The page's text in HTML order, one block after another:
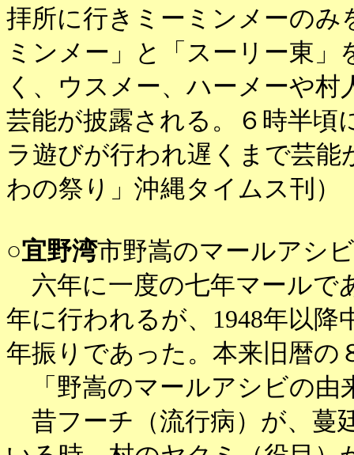
拝所に行きミーミンメーのみ
ミンメー」と「スーリー東
く、ウスメー、ハーメーや
芸能が披露される。６時半頃
ラ遊びが行われ遅くまで芸
わの祭り」沖縄タイムス刊）
○宜野湾市野嵩のマールアシ
六年に一度の七年マールで
年に行われるが、1948年以降
年振りであった。本来旧暦の
「野嵩のマールアシビの由
昔フーチ（流行病）が、蔓